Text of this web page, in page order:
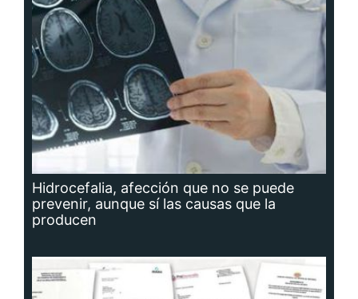
Hidrocefalia, afección que no se puede
prevenir, aunque sí las causas que la
producen